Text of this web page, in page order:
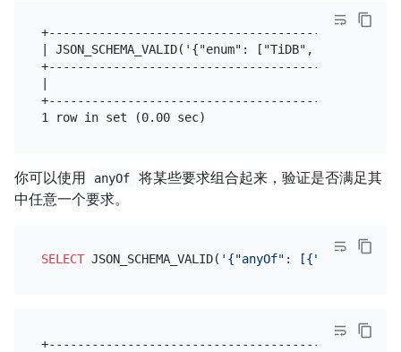
| JSON_SCHEMA_VALID('{"enum": ["TiDB",
你可以使用 anyOf
将某些要求组合起来，验证是否满足其
中任意一个要求。
SELECT JSON_SCHEMA_VALID( '{"anyOf": [{"type":